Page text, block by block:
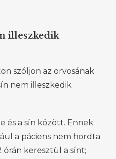
illeszkedik
szóljon az orvosának.
nem illeszkedik
és a sín között. Ennek
a páciens nem hordta
órán keresztül a sínt;